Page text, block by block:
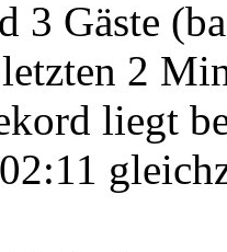
3 Gäste
2
liegt